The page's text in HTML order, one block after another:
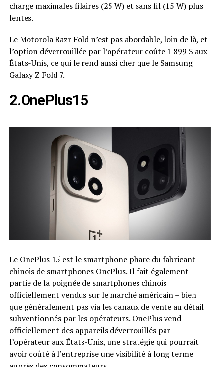
charge maximales filaires (25 W) et sans fil (15 W) plus
lentes.
Le Motorola Razr Fold n’est pas abordable, loin de là, et
l’option déverrouillée par l’opérateur coûte 1 899 $ aux
États-Unis, ce qui le rend aussi cher que le Samsung
Galaxy Z Fold 7.
2.OnePlus15
Le OnePlus 15 est le smartphone phare du fabricant
chinois de smartphones OnePlus. Il fait également
partie de la poignée de smartphones chinois
officiellement vendus sur le marché américain – bien
que généralement pas via les canaux de vente au détail
subventionnés par les opérateurs. OnePlus vend
officiellement des appareils déverrouillés par
l’opérateur aux États-Unis, une stratégie qui pourrait
avoir coûté à l’entreprise une visibilité à long terme